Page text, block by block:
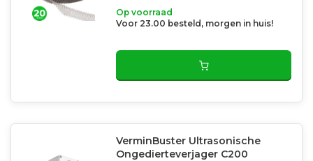
Op voorraad
Voor 23.00 besteld, morgen in huis!
VerminBuster Ultrasonische
Ongedierteverjager C200